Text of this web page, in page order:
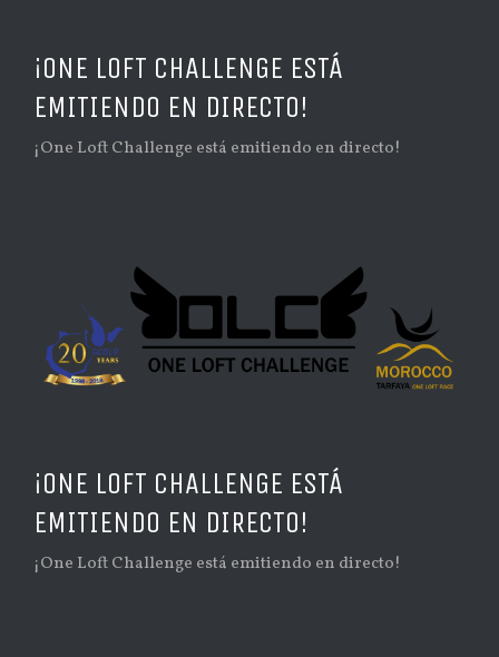
¡ONE LOFT CHALLENGE ESTÁ
EMITIENDO EN DIRECTO!
¡One Loft Challenge está emitiendo en directo!
¡ONE LOFT CHALLENGE ESTÁ
EMITIENDO EN DIRECTO!
¡One Loft Challenge está emitiendo en directo!